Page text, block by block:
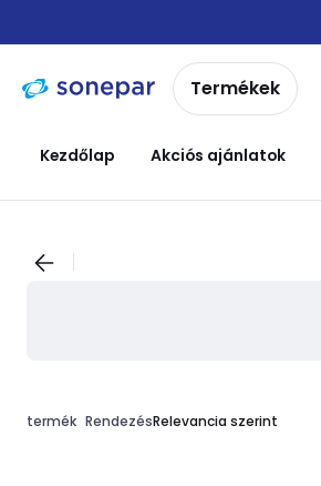
navigációhoztartalomra
Termékek
Kezdőlap Akciós ajánlatok
termék Rendezés